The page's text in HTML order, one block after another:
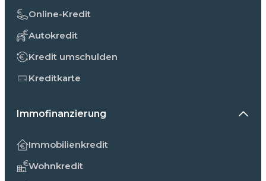
Online-Kredit
Autokredit
Kredit umschulden
Kreditkarte
Immofinanzierung
Immobilienkredit
Wohnkredit